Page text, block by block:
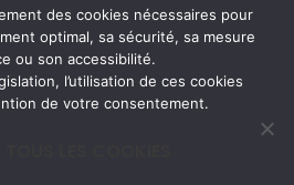
pour réduire les indésirables.
dont les données de vos
des cookies nécessaires pour
optimal, sa sécurité, sa mesure
ou son accessibilité.
l’utilisation de ces cookies
de votre consentement.